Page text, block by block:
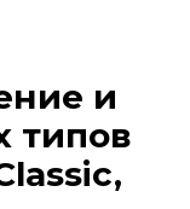
и
типов